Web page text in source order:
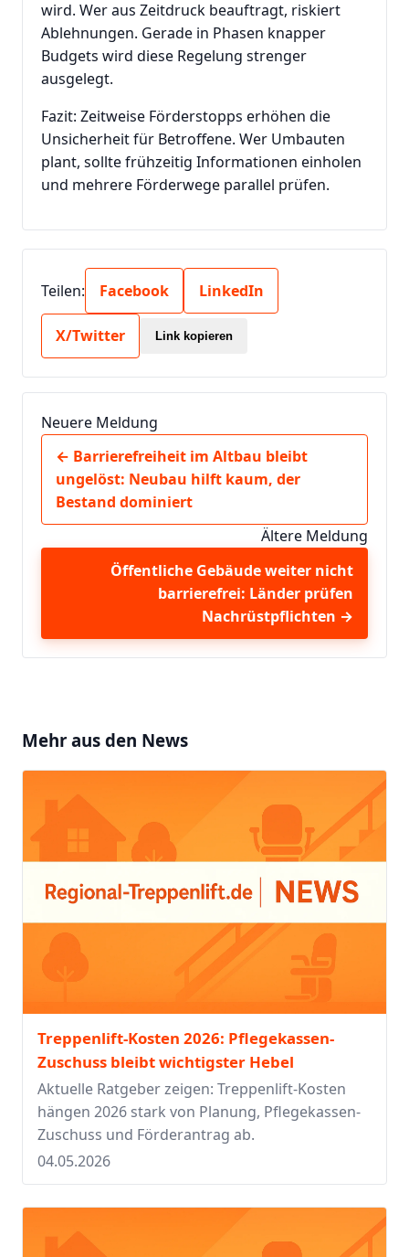
wird. Wer aus Zeitdruck beauftragt, riskiert
Ablehnungen. Gerade in Phasen knapper
Budgets wird diese Regelung strenger
ausgelegt.
Fazit: Zeitweise Förderstopps erhöhen die
Unsicherheit für Betroffene. Wer Umbauten
plant, sollte frühzeitig Informationen einholen
und mehrere Förderwege parallel prüfen.
Teilen: Facebook LinkedIn
X/Twitter Link kopieren
Neuere Meldung
← Barrierefreiheit im Altbau bleibt
ungelöst: Neubau hilft kaum, der
Bestand dominiert
Ältere Meldung
Öffentliche Gebäude weiter nicht
barrierefrei: Länder prüfen
Nachrüstpflichten →
Mehr aus den News
Treppenlift-Kosten 2026: Pflegekassen-
Zuschuss bleibt wichtigster Hebel
Aktuelle Ratgeber zeigen: Treppenlift-Kosten
hängen 2026 stark von Planung, Pflegekassen-
Zuschuss und Förderantrag ab.
04.05.2026